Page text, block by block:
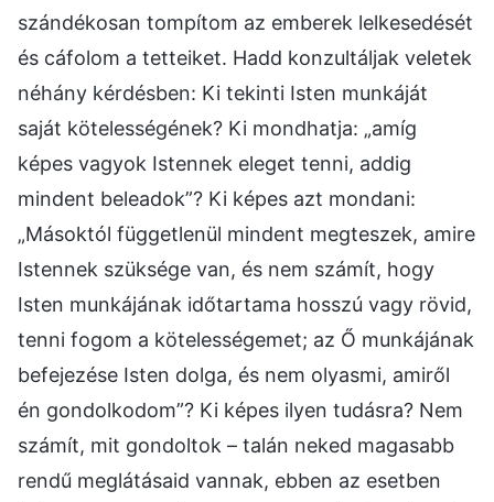
szándékosan tompítom az emberek lelkesedését
és cáfolom a tetteiket. Hadd konzultáljak veletek
néhány kérdésben: Ki tekinti Isten munkáját
saját kötelességének? Ki mondhatja: „amíg
képes vagyok Istennek eleget tenni, addig
mindent beleadok”? Ki képes azt mondani:
„Másoktól függetlenül mindent megteszek, amire
Istennek szüksége van, és nem számít, hogy
Isten munkájának időtartama hosszú vagy rövid,
tenni fogom a kötelességemet; az Ő munkájának
befejezése Isten dolga, és nem olyasmi, amiről
én gondolkodom”? Ki képes ilyen tudásra? Nem
számít, mit gondoltok – talán neked magasabb
rendű meglátásaid vannak, ebben az esetben